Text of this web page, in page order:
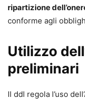
ripartizione
conforme agli
Utilizzo
preliminari
Il ddl regola l’uso